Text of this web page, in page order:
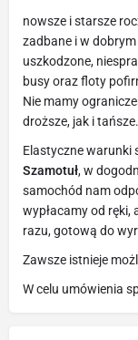
nowsze i starsze
zadbane i w
uszkodzone,
busy oraz floty
Nie mamy
droższe, jak i tańsze.
Elastyczne warunki
Szamotuł, w
samochód nam
wypłacamy od ręki,
razu, gotową do
Zawsze istnieje
W celu umówienia